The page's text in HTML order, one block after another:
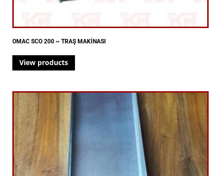
OMAC SCO 200 ~ TRAŞ MAKİNASI
View products